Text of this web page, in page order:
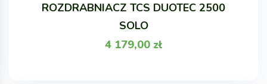
ROZDRABNIACZ TCS DUOTEC 2500
SOLO
4 179,00 zł